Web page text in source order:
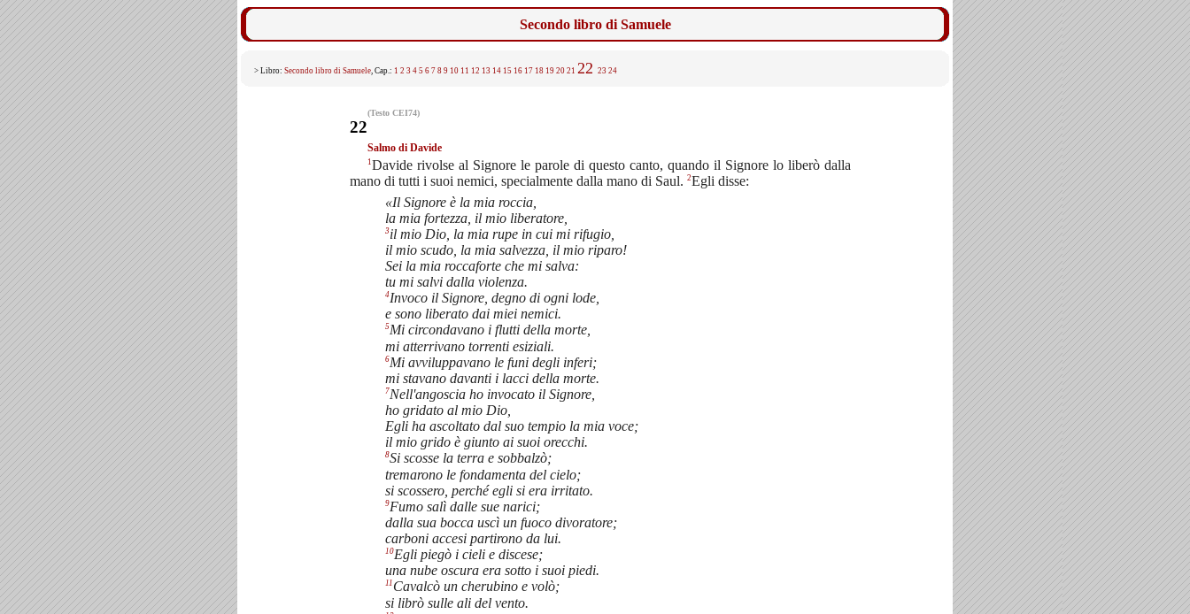
Secondo libro di Samuele
> Libro: Secondo libro di Samuele, Cap.: 1 2 3 4 5 6 7 8 9 10 11 12 13 14 15 16 17 18 19 20 21 22 23 24
(Testo CEI74)
22
Salmo di Davide
1Davide rivolse al Signore le parole di questo canto, quando il Signore lo liberò dalla
mano di tutti i suoi nemici, specialmente dalla mano di Saul. 2Egli disse:
«Il Signore è la mia roccia,
la mia fortezza, il mio liberatore,
3il mio Dio, la mia rupe in cui mi rifugio,
il mio scudo, la mia salvezza, il mio riparo!
Sei la mia roccaforte che mi salva:
tu mi salvi dalla violenza.
4Invoco il Signore, degno di ogni lode,
e sono liberato dai miei nemici.
5Mi circondavano i flutti della morte,
mi atterrivano torrenti esiziali.
6Mi avviluppavano le funi degli inferi;
mi stavano davanti i lacci della morte.
7Nell'angoscia ho invocato il Signore,
ho gridato al mio Dio,
Egli ha ascoltato dal suo tempio la mia voce;
il mio grido è giunto ai suoi orecchi.
8Si scosse la terra e sobbalzò;
tremarono le fondamenta del cielo;
si scossero, perché egli si era irritato.
9Fumo salì dalle sue narici;
dalla sua bocca uscì un fuoco divoratore;
carboni accesi partirono da lui.
10Egli piegò i cieli e discese;
una nube oscura era sotto i suoi piedi.
11 Cavalcò un cherubino e volò;
si librò sulle ali del vento.